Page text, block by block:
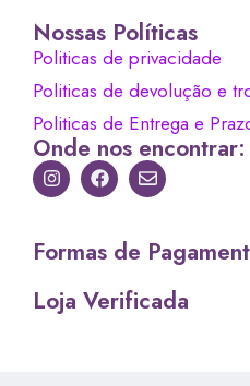
Nossas Políticas
Politicas de privacidade
Politicas de devolução e
Politicas de Entrega e
Onde nos encontrar:
Formas de
Loja Verificada